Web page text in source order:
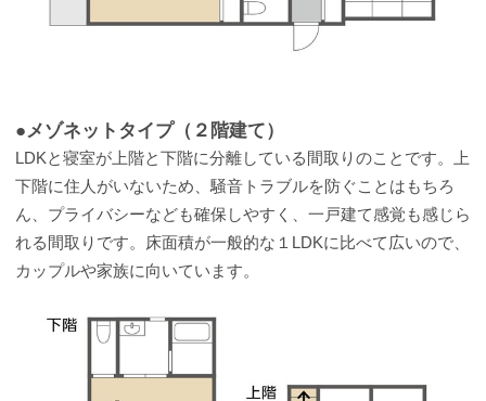
●メゾネットタイプ（２階建て）
LDKと寝室が上階と下階に分離している間取りのことです。上
下階に住人がいないため、騒音トラブルを防ぐことはもちろ
ん、プライバシーなども確保しやすく、一戸建て感覚も感じら
れる間取りです。床面積が一般的な１LDKに比べて広いので、
カップルや家族に向いています。